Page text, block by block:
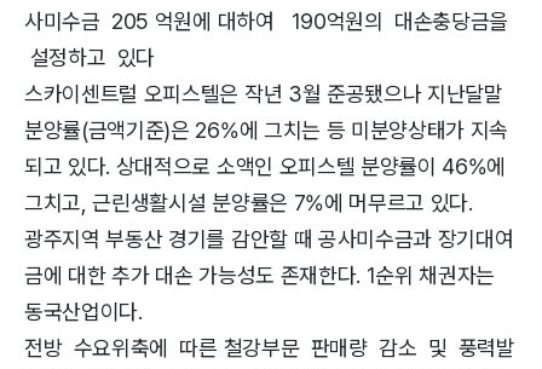
사미수금 205 억원에 대하여 190억원의 대손충당금을
설정하고 있다
스카이센트럴 오피스텔은 작년 3월 준공됐으나 지난달말
분양률(금액기준)은 26%에 그치는 등 미분양상태가 지속
되고 있다. 상대적으로 소액인 오피스텔 분양률이 46%에
그치고, 근린생활시설 분양률은 7%에 머무르고 있다.
광주지역 부동산 경기를 감안할 때 공사미수금과 장기대여
금에 대한 추가 대손 가능성도 존재한다. 1순위 채권자는
동국산업이다.
전방 수요위축에 따른 철강부문 판매량 감소 및 풍력발